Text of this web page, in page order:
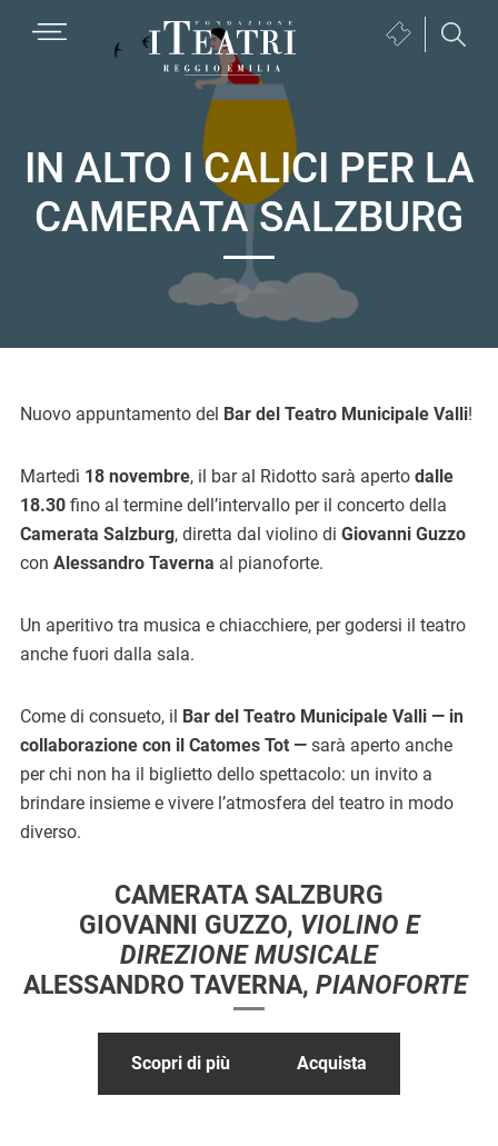
Fondazione
Teatri
Reggio
Emilia
Biglietteria
una
nuova
finestra)
IN ALTO I CALICI PER LA
CAMERATA SALZBURG
Nuovo appuntamento del Bar del Teatro Municipale Valli!
Martedì 18 novembre, il bar al Ridotto sarà aperto dalle
18.30 fino al termine dell’intervallo per il concerto della
Camerata Salzburg, diretta dal violino di Giovanni Guzzo
con Alessandro Taverna al pianoforte.
Un aperitivo tra musica e chiacchiere, per godersi il teatro
anche fuori dalla sala.
Come di consueto, il Bar del Teatro Municipale Valli — in
collaborazione con il Catomes Tot — sarà aperto anche
per chi non ha il biglietto dello spettacolo: un invito a
brindare insieme e vivere l’atmosfera del teatro in modo
diverso.
CAMERATA SALZBURG
GIOVANNI GUZZO, VIOLINO E
DIREZIONE MUSICALE
ALESSANDRO TAVERNA, PIANOFORTE
Scopri di più Acquista